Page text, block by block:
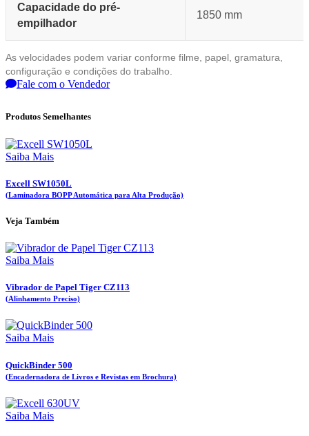
Capacidade do pré-
empilhador
1850 mm
As velocidades podem variar conforme filme, papel, gramatura,
configuração e condições do trabalho.
Fale com o Vendedor
Produtos Semelhantes
Saiba Mais
Excell SW1050L
(Laminadora BOPP Automática para Alta Produção)
Veja Também
Saiba Mais
Vibrador de Papel Tiger CZ113
(Alinhamento Preciso)
Saiba Mais
QuickBinder 500
(Encadernadora de Livros e Revistas em Brochura)
Saiba Mais